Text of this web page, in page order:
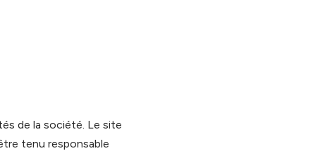
de la société. Le site
tenu responsable